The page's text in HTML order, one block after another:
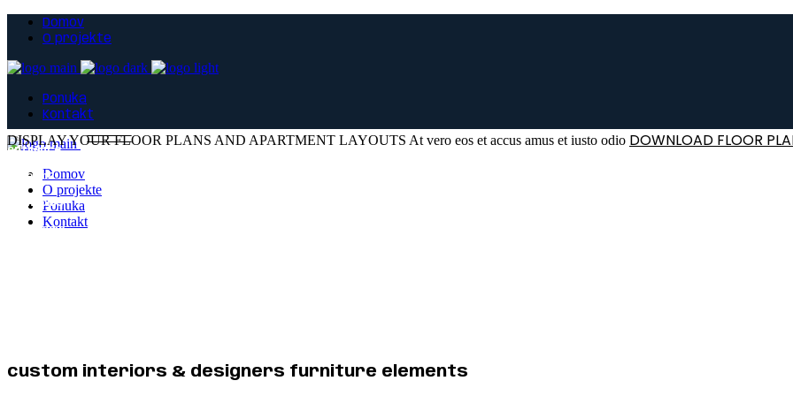
Domov
O projekte
Ponuka
Kontakt
Domov
O projekte
Ponuka
Kontakt
DISPLAY YOUR FLOOR PLANS AND APARTMENT LAYOUTS At vero eos et accus amus et iusto odio DOWNLOAD FLOOR
entrance
area, m2
bathroms
bedrooms
custom interiors & designers furniture elements